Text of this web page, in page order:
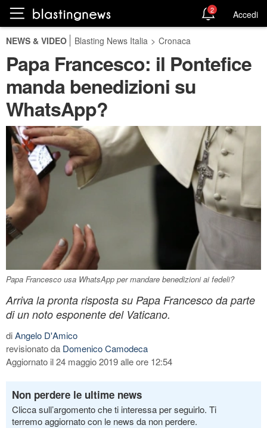
2 Accedi
NEWS & VIDEO Blasting News Italia > Cronaca
Papa Francesco: il Pontefice
manda benedizioni su
WhatsApp?
Papa Francesco usa WhatsApp per mandare benedizioni ai fedeli?
Arriva la pronta risposta su Papa Francesco da parte
di un noto esponente del Vaticano.
diAngelo D'Amico
revisionato da Domenico Camodeca
Aggiornato il 24 maggio 2019 alle ore 12:54
Non perdere le ultime news
Clicca sull’argomento che ti interessa per seguirlo. Ti
terremo aggiornato con le news da non perdere.